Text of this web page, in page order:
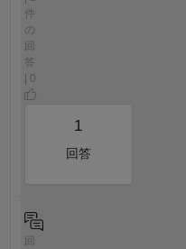
件
の
回
答
| 0
1
回答
回